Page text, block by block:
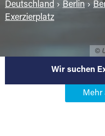
©
Deutschland › Berlin ›
Exerzierplatz
Wir suchen
Werden Sie